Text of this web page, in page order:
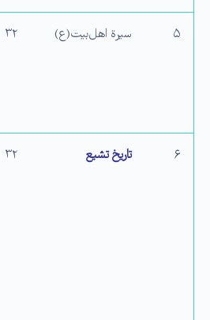
۵ سیرة اهل‌بیت(ع) ۳۲
۶ تاریخ تشیع ۳۲